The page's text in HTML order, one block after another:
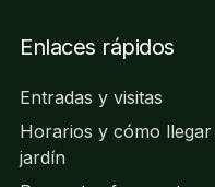
Enlaces rápidos
Entradas y visitas
Horarios y cómo
jardín